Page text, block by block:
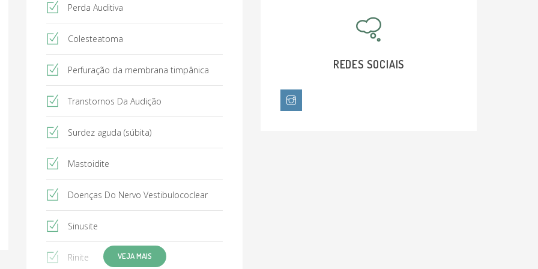
Brasileira de otorrinolaringologia e
cirurgia Cérvico-facial (ABORL-CCF)
-Residência médica em
Perda Auditiva
Colesteatoma
Perfuração da membrana timpânica
Transtornos Da Audição
Surdez aguda (súbita)
Mastoidite
Doenças Do Nervo Vestibulococlear
Sinusite
Rinite VEJA MAIS
REDES SOCIAIS